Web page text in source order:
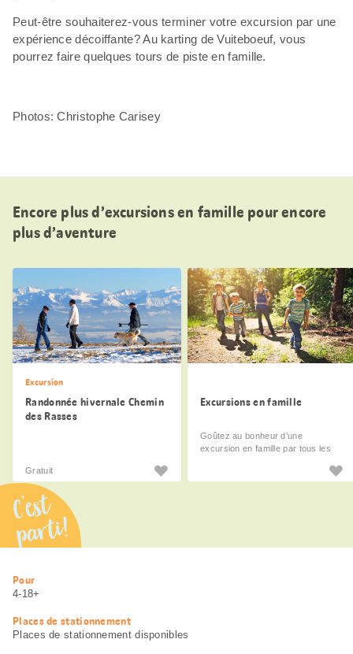
Peut-être souhaiterez-vous terminer votre excursion par une
expérience décoiffante? Au karting de Vuiteboeuf, vous
pourrez faire quelques tours de piste en famille.
Photos: Christophe Carisey
Encore plus d’excursions en famille pour encore
plus d’aventure
Excursion
Randonnée hivernale Chemin
des Rasses
Gratuit
Excursions en famille
Goûtez au bonheur d’une
excursion en famille par tous les
C’est
parti!
Informations
utiles
Pour
4-18+
Places de stationnement
Places de stationnement disponibles